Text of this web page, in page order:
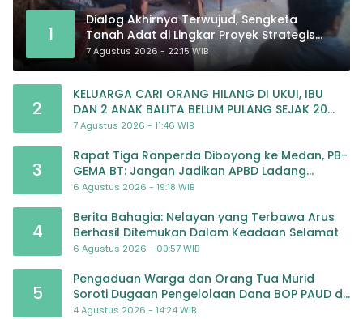
1
Dialog Akhirnya Terwujud, Sengketa
Tanah Adat di Lingkar Proyek Strategis
Nasional Memasuki Babak Baru
7 Agustus 2026 - 22:15 WIB
2
KELUARGA CARI ORANG HILANG DI UKUI, IBU
DAN 2 ANAK BALITA BELUM PULANG SEJAK 20
JULI 2026
7 Agustus 2026 - 11:46 WIB
3
Rapat Tiga Ranperda Diboyong ke Medan, PB-
GEMA BT: Jangan Jadikan APBD Ladang
Pembiayaan yang Tak Perlu
6 Agustus 2026 - 19:18 WIB
4
Berita Bahagia: Nelayan yang Terbawa Arus
Berhasil Ditemukan Dalam Keadaan Selamat
6 Agustus 2026 - 09:57 WIB
5
Pengaduan Warga dan Orang Tua Murid
Soroti Dugaan Pengelolaan Dana BOP PAUD di
TK Al-Ikhlas Tapanuli Selatan
4 Agustus 2026 - 14:24 WIB